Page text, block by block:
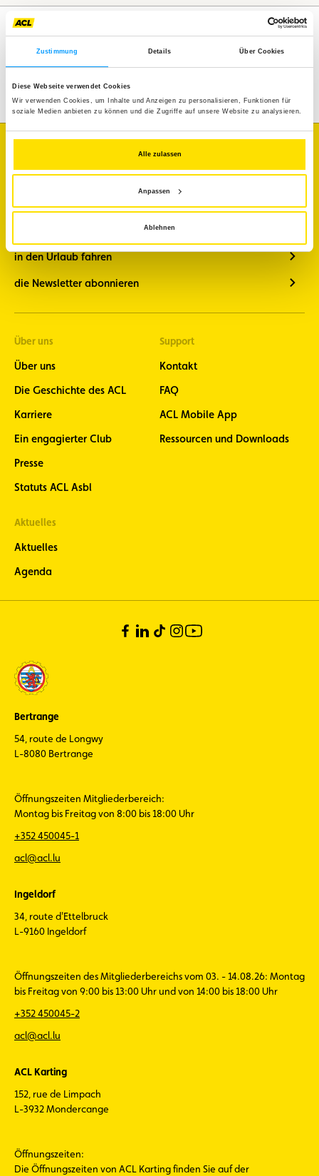
Zustimmung Details Über Cookies
Diese Webseite verwendet Cookies
Wir verwenden Cookies, um Inhalte und Anzeigen zu personalisieren, Funktionen für
soziale Medien anbieten zu können und die Zugriffe auf unsere Website zu analysieren.
Alle zulassen
Anpassen
Ablehnen
Assistenz Mobilität
Reisen Freizeitgestaltung
den Verkehrsstatus erfahren
mein Fahrzeug diagnostizieren lassen
meine Mitgliedsvorteile kennen lernen
in den Urlaub fahren
die Newsletter abonnieren
Über uns
Über uns
Die Geschichte des ACL
Karriere
Ein engagierter Club
Presse
Statuts ACL Asbl
Support
Kontakt
FAQ
ACL Mobile App
Ressourcen und Downloads
Aktuelles
Aktuelles
Agenda
Bertrange
54, route de Longwy
L-8080 Bertrange
Öffnungszeiten Mitgliederbereich:
Montag bis Freitag von 8:00 bis 18:00 Uhr
+352 450045-1
acl@acl.lu
Ingeldorf
34, route d'Ettelbruck
L-9160 Ingeldorf
Öffnungszeiten des Mitgliederbereichs vom 03. - 14.08.26: Montag
bis Freitag von 9:00 bis 13:00 Uhr und von 14:00 bis 18:00 Uhr
+352 450045-2
acl@acl.lu
ACL Karting
152, rue de Limpach
L-3932 Mondercange
Öffnungszeiten:
Die Öffnungszeiten von ACL Karting finden Sie auf der